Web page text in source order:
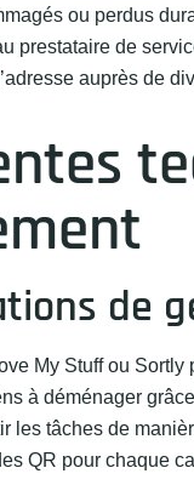
ou perdus
prestataire de
auprès de
de
My Stuff ou
à déménager
les tâches de
QR pour chaque